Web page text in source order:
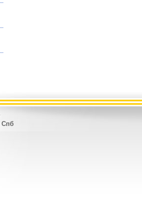
Спб